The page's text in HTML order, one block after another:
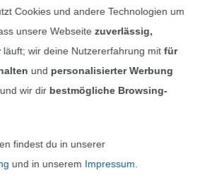
inkl. der gesetzl. MwSt.
Cookies und andere Technologien um
unsere Webseite zuverlässig,
läuft; wir deine Nutzererfahrung mitfür
und personalisierter Werbung
wir dir bestmögliche Browsing-
findest du in unserer
und in unserem Impressum